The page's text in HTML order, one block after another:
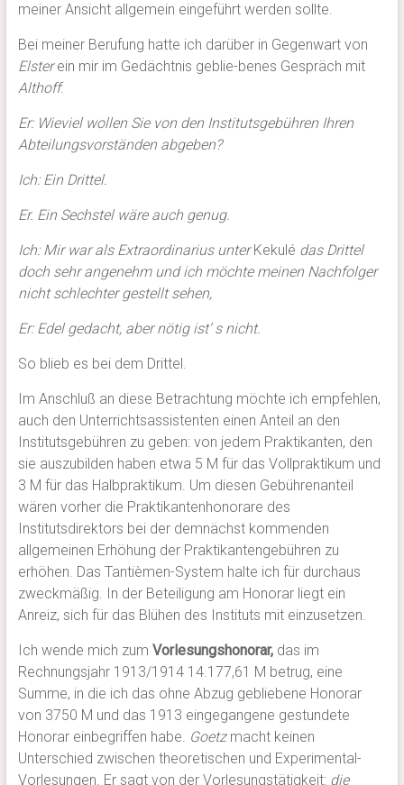
meiner Ansicht allgemein eingeführt werden sollte.
Bei meiner Berufung hatte ich darüber in Gegenwart von
Elsterein mir im Gedächtnis geblie-benes Gespräch mit
Althoff:
Er: Wieviel wollen Sie von den Institutsgebühren Ihren
Abteilungsvorständen abgeben?
Ich: Ein Drittel.
Er. Ein Sechstel wäre auch genug.
Ich: Mir war als Extraordinarius unter Kekulé das Drittel
doch sehr angenehm und ich möchte meinen Nachfolger
nicht schlechter gestellt sehen,
Er: Edel gedacht, aber nötig ist’ s nicht.
So blieb es bei dem Drittel.
Im Anschluß an diese Betrachtung möchte ich empfehlen,
auch den Unterrichtsassistenten einen Anteil an den
Institutsgebühren zu geben: von jedem Praktikanten, den
sie auszubilden haben etwa 5 M für das Vollpraktikum und
3 M für das Halbpraktikum. Um diesen Gebührenanteil
wären vorher die Praktikantenhonorare des
Institutsdirektors bei der demnächst kommenden
allgemeinen Erhöhung der Praktikantengebühren zu
erhöhen. Das Tantièmen-System halte ich für durchaus
zweckmäßig. In der Beteiligung am Honorar liegt ein
Anreiz, sich für das Blühen des Instituts mit einzusetzen.
Ich wende mich zum Vorlesungshonorar,das im
Rechnungsjahr 1913/1914 14.177,61 M betrug, eine
Summe, in die ich das ohne Abzug gebliebene Honorar
von 3750 M und das 1913 eingegangene gestundete
Honorar einbegriffen habe. Goetzmacht keinen
Unterschied zwischen theoretischen und Experimental-
Vorlesungen. Er sagt von der Vorlesungstätigkeit: die